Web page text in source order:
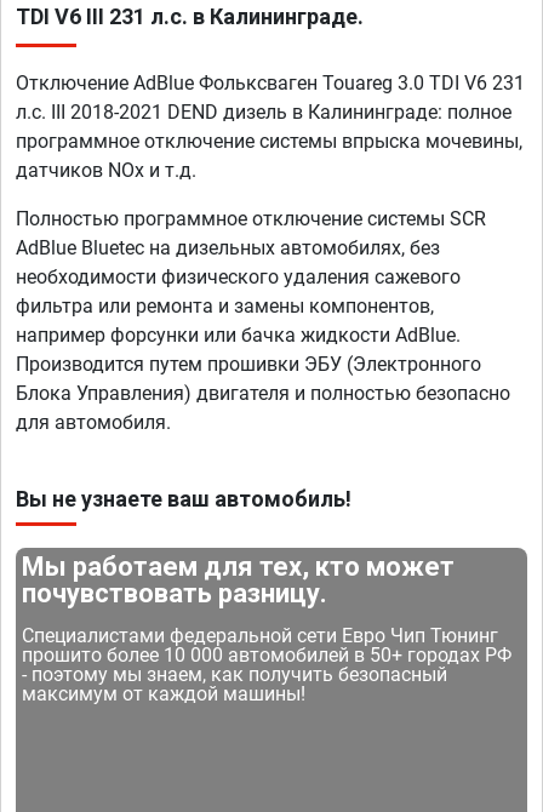
TDI V6 III 231 л.с. в Калининграде.
Отключение AdBlue Фольксваген Touareg 3.0 TDI V6 231
л.с. III 2018-2021 DEND дизель в Калининграде: полное
программное отключение системы впрыска мочевины,
датчиков NOx и т.д.
Полностью программное отключение системы SCR
AdBlue Bluetec на дизельных автомобилях, без
необходимости физического удаления сажевого
фильтра или ремонта и замены компонентов,
например форсунки или бачка жидкости AdBlue.
Производится путем прошивки ЭБУ (Электронного
Блока Управления) двигателя и полностью безопасно
для автомобиля.
Вы не узнаете ваш автомобиль!
Мы работаем для тех, кто может
почувствовать разницу.
Специалистами федеральной сети Евро Чип Тюнинг
прошито более 10 000 автомобилей в 50+ городах РФ
- поэтому мы знаем, как получить безопасный
максимум от каждой машины!